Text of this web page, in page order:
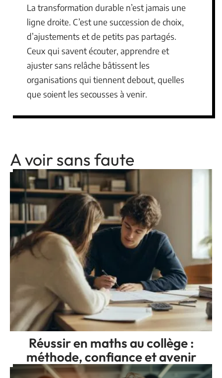
La transformation durable n’est jamais une
ligne droite. C’est une succession de choix,
d’ajustements et de petits pas partagés.
Ceux qui savent écouter, apprendre et
ajuster sans relâche bâtissent les
organisations qui tiennent debout, quelles
que soient les secousses à venir.
A voir sans faute
Réussir en maths au collège :
méthode, confiance et avenir